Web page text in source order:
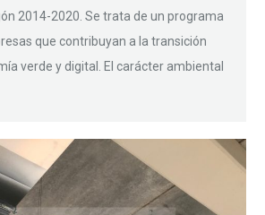
2014-2020. Se trata de un programa
que contribuyan a la transición
verde y digital. El carácter ambiental